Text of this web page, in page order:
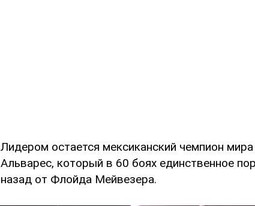
Лидером остается мексиканский чемпион
Альварес, который в 60 боях единственное
назад от Флойда Мейвезера.